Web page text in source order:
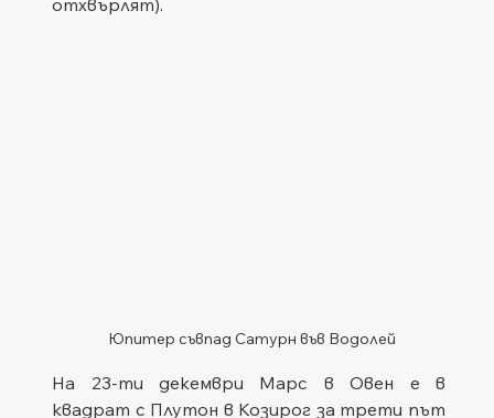
отхвърлят).
Юпитер съвпад Сатурн във Водолей
На 23-ти декември Марс в Овен е в
квадрат с Плутон в Козирог за трети път